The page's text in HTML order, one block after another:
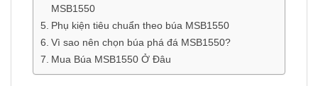
MSB1550
Phụ kiện tiêu chuẩn theo búa MSB1550
Vì sao nên chọn búa phá đá MSB1550?
Mua Búa MSB1550 Ở Đâu